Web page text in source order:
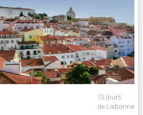
15 jours
de Lisbonne